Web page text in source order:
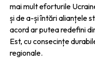
mai mult eforturile
și de a-și întări alianțele
acord ar putea redefini
Est, cu consecințe
regionale.